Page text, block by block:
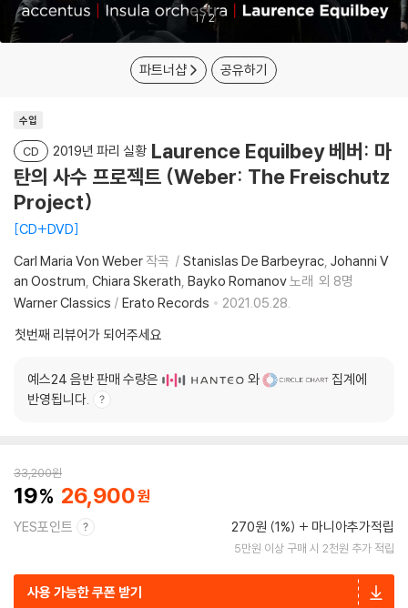
1/2
파트너샵 공유하기
수입
CD 2019년 파리 실황 Laurence Equilbey 베버: 마
탄의 사수 프로젝트 (Weber: The Freischutz
Project)
CD+DVD
Carl Maria Von Weber 작곡 Stanislas De Barbeyrac Johanni V
an Oostrum Chiara Skerath Bayko Romanov노래 외 8명
Warner Classics / Erato Records
2021.05.28.
첫번째 리뷰어가 되어주세요
예스24 음반 판매 수량은 와
집계에
반영됩니다.
33,200원
19 26,900
YES포인트 270원 (1%) 마니아추가적립
5만원 이상 구매 시 2천원 추가 적립
사용 가능한 쿠폰 받기